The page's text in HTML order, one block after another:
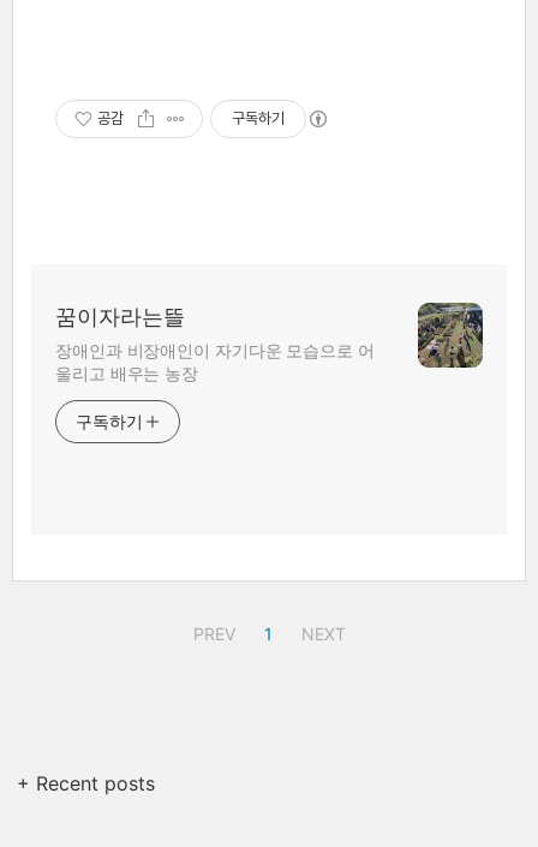
공감 구독하기
꿈이자라는뜰
장애인과 비장애인이 자기다운 모습으로 어
울리고 배우는 농장
구독하기
PREV 1 NEXT
+ Recent posts